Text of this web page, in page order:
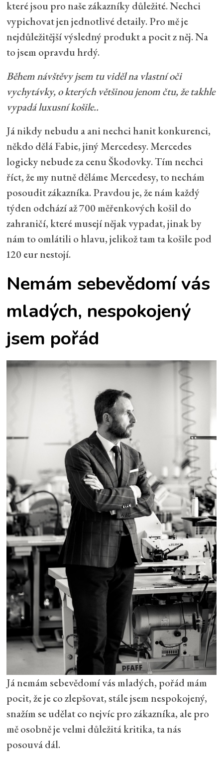
které jsou pro naše zákazníky důležité. Nechci
vypichovat jen jednotlivé detaily. Pro mě je
nejdůležitější výsledný produkt a pocit z něj. Na
to jsem opravdu hrdý.
Během návštěvy jsem tu viděl na vlastní oči
vychytávky, o kterých většinou jenom čtu, že takhle
vypadá luxusní košile..
Já nikdy nebudu a ani nechci hanit konkurenci,
někdo dělá Fabie, jiný Mercedesy. Mercedes
logicky nebude za cenu Škodovky. Tím nechci
říct, že my nutně děláme Mercedesy, to nechám
posoudit zákazníka. Pravdou je, že nám každý
týden odchází až 700 měřenkových košil do
zahraničí, které musejí nějak vypadat, jinak by
nám to omlátili o hlavu, jelikož tam ta košile pod
120 eur nestojí.
Nemám sebevědomí vás
mladých, nespokojený
jsem pořád
Já nemám sebevědomí vás mladých, pořád mám
pocit, že je co zlepšovat, stále jsem nespokojený,
snažím se udělat co nejvíc pro zákazníka, ale pro
mě osobně je velmi důležitá kritika, ta nás
posouvá dál.